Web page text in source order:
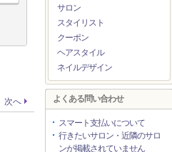
次へ
サロン
スタイリスト
クーポン
ヘアスタイル
ネイルデザイン
よくある問い合わせ
スマート支払いについて
行きたいサロン・近隣のサロ
ンが掲載されていません